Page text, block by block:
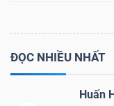
ĐỌC NHIỀU NHẤT
Huấn
Dữ